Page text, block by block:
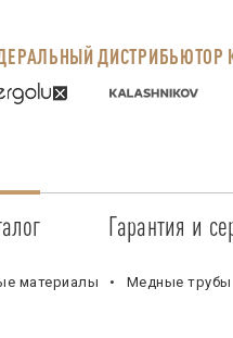
ДИСТРИБЬЮТОР
Гарантия и
Сервисные
материалы Медные трубы